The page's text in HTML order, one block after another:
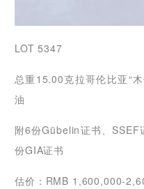
LOT 5347
总重15.00克拉哥伦比亚“
油
附6份Gübelin证书、SSEF
份GIA证书
估价：RMB 1,600,000-